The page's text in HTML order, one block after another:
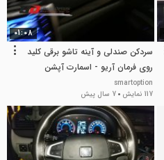
01:08
سردکن صندلی و آینه تاشو برقی کلید
روی فرمان آریو - اسمارت آپشن
smartoption
117 نمایش
7 سال پیش